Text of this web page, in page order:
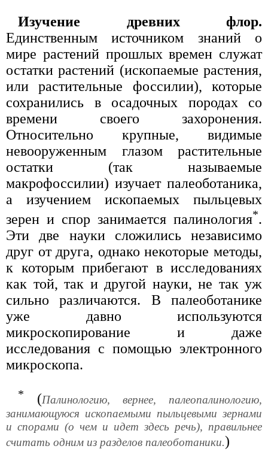
Изучение древних флор.
Единственным источником знаний о
мире растений прошлых времен служат
остатки растений (ископаемые растения,
или растительные фоссилии), которые
сохранились в осадочных породах со
времени своего захоронения.
Относительно крупные, видимые
невооруженным глазом растительные
остатки (так называемые
макрофоссилии) изучает палеоботаника,
а изучением ископаемых пыльцевых
зерен и спор занимается палинология*.
Эти две науки сложились независимо
друг от друга, однако некоторые методы,
к которым прибегают в исследованиях
как той, так и другой науки, не так уж
сильно различаются. В палеоботанике
уже давно используются
микроскопирование и даже
исследования с помощью электронного
микроскопа.
* (Палинологию, вернее, палеопалинологию,
занимающуюся ископаемыми пыльцевыми зернами
и спорами (о чем и идет здесь речь), правильнее
считать одним из разделов палеоботаники.)